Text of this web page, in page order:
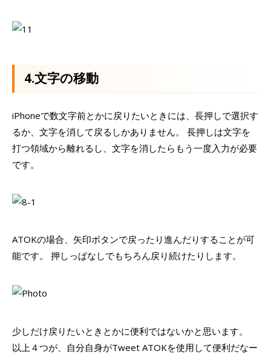
4.文字の移動
iPhoneで数文字前とかに戻りたいときには、長押しで選択す
るか、文字を消して戻るしかありません。 長押しは文字を
打つ領域から離れるし、文字を消したらもう一度入力が必要
です。
ATOKの場合、矢印ボタンで戻ったり進んだりすることが可
能です。 押しっぱなしでもちろん戻り続けたりします。
少しだけ戻りたいときとかに便利ではないかと思います。
以上４つが、自分自身がTweet ATOKを使用して便利だなー